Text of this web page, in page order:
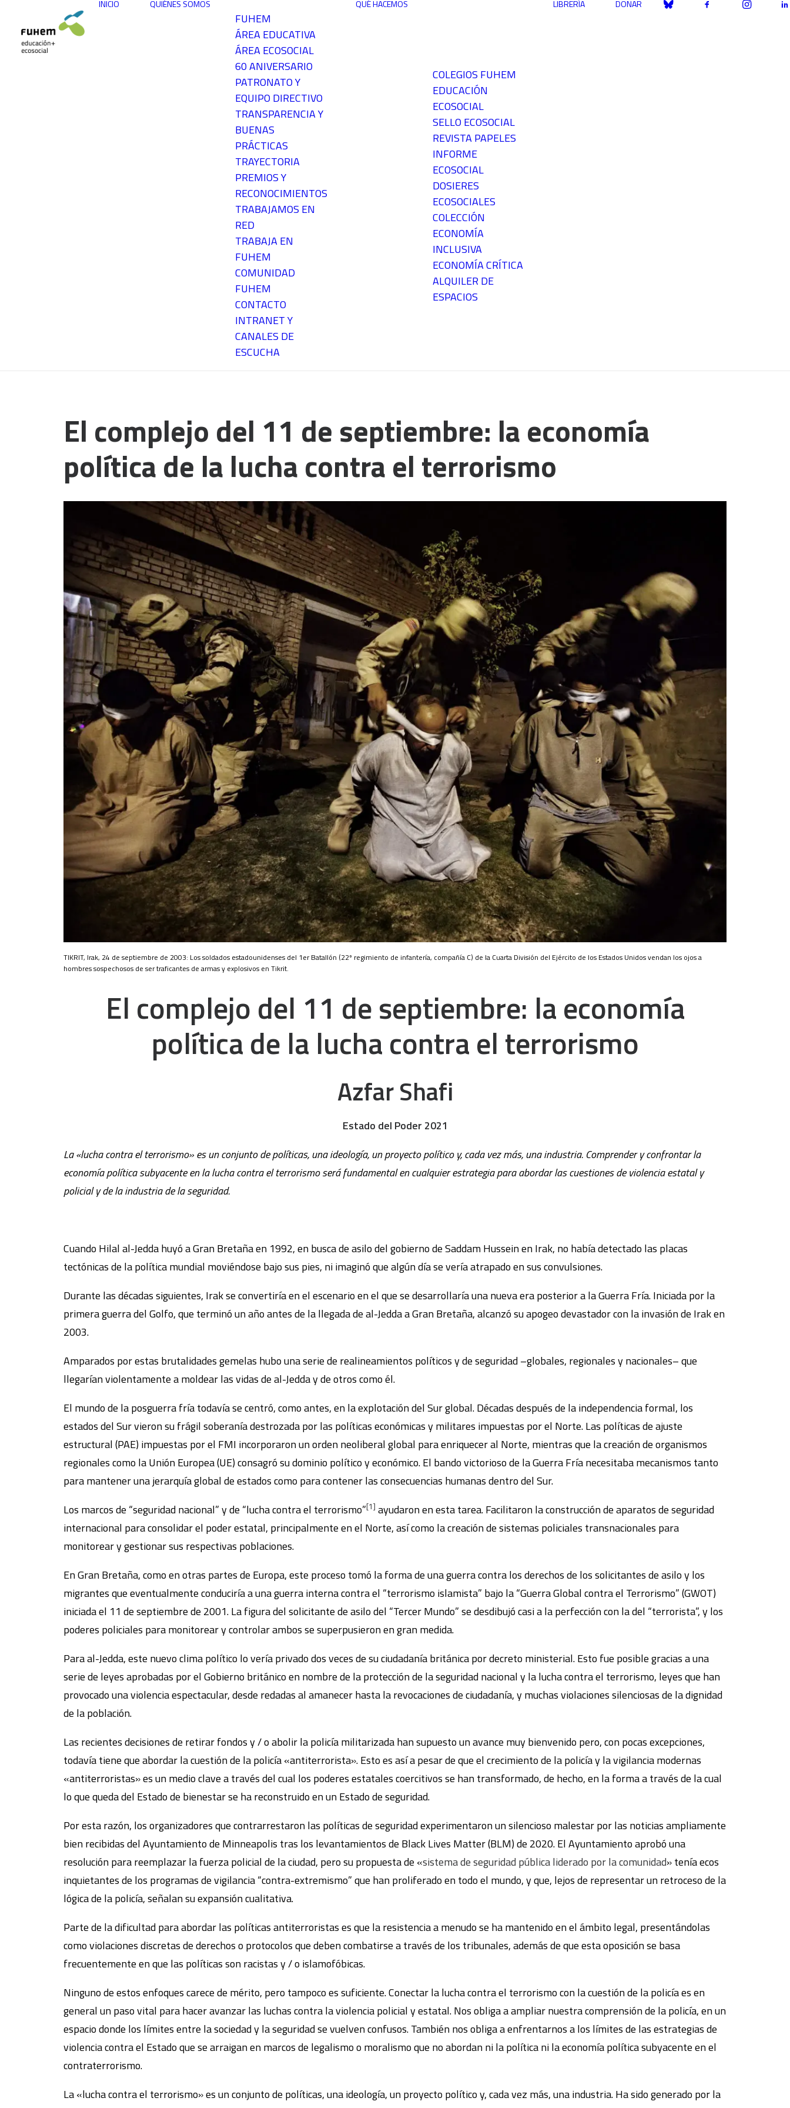
INICIO QUIÉNES SOMOS
FUHEM
ÁREA EDUCATIVA
ÁREA ECOSOCIAL
60 ANIVERSARIO
PATRONATO Y
EQUIPO DIRECTIVO
TRANSPARENCIA Y
BUENAS
PRÁCTICAS
TRAYECTORIA
PREMIOS Y
RECONOCIMIENTOS
TRABAJAMOS EN
RED
TRABAJA EN
FUHEM
COMUNIDAD
FUHEM
CONTACTO
INTRANET Y
CANALES DE
ESCUCHA
QUÉ HACEMOS
COLEGIOS FUHEM
EDUCACIÓN
ECOSOCIAL
SELLO ECOSOCIAL
REVISTA PAPELES
INFORME
ECOSOCIAL
DOSIERES
ECOSOCIALES
COLECCIÓN
ECONOMÍA
INCLUSIVA
ECONOMÍA CRÍTICA
ALQUILER DE
ESPACIOS
LIBRERÍA DONAR
El complejo del 11 de septiembre: la economía
política de la lucha contra el terrorismo
TIKRIT, Irak, 24 de septiembre de 2003: Los soldados estadounidenses del 1er Batallón (22º regimiento de infantería, compañía C) de la Cuarta División del Ejército de los Estados Unidos vendan los ojos a
hombres sospechosos de ser traficantes de armas y explosivos en Tikrit.
El complejo del 11 de septiembre: la economía
política de la lucha contra el terrorismo
Azfar Shafi
Estado del Poder 2021
La «lucha contra el terrorismo» es un conjunto de políticas, una ideología, un proyecto político y, cada vez más, una industria. Comprender y confrontar la
economía política subyacente en la lucha contra el terrorismo será fundamental en cualquier estrategia para abordar las cuestiones de violencia estatal y
policial y de la industria de la seguridad.
Cuando Hilal al-Jedda huyó a Gran Bretaña en 1992, en busca de asilo del gobierno de Saddam Hussein en Irak, no había detectado las placas
tectónicas de la política mundial moviéndose bajo sus pies, ni imaginó que algún día se vería atrapado en sus convulsiones.
Durante las décadas siguientes, Irak se convertiría en el escenario en el que se desarrollaría una nueva era posterior a la Guerra Fría. Iniciada por la
primera guerra del Golfo, que terminó un año antes de la llegada de al-Jedda a Gran Bretaña, alcanzó su apogeo devastador con la invasión de Irak en
2003.
Amparados por estas brutalidades gemelas hubo una serie de realineamientos políticos y de seguridad –globales, regionales y nacionales– que
llegarían violentamente a moldear las vidas de al-Jedda y de otros como él.
El mundo de la posguerra fría todavía se centró, como antes, en la explotación del Sur global. Décadas después de la independencia formal, los
estados del Sur vieron su frágil soberanía destrozada por las políticas económicas y militares impuestas por el Norte. Las políticas de ajuste
estructural (PAE) impuestas por el FMI incorporaron un orden neoliberal global para enriquecer al Norte, mientras que la creación de organismos
regionales como la Unión Europea (UE) consagró su dominio político y económico. El bando victorioso de la Guerra Fría necesitaba mecanismos tanto
para mantener una jerarquía global de estados como para contener las consecuencias humanas dentro del Sur.
Los marcos de “seguridad nacional” y de “lucha contra el terrorismo”[1] ayudaron en esta tarea. Facilitaron la construcción de aparatos de seguridad
internacional para consolidar el poder estatal, principalmente en el Norte, así como la creación de sistemas policiales transnacionales para
monitorear y gestionar sus respectivas poblaciones.
En Gran Bretaña, como en otras partes de Europa, este proceso tomó la forma de una guerra contra los derechos de los solicitantes de asilo y los
migrantes que eventualmente conduciría a una guerra interna contra el “terrorismo islamista” bajo la “Guerra Global contra el Terrorismo” (GWOT)
iniciada el 11 de septiembre de 2001. La figura del solicitante de asilo del “Tercer Mundo” se desdibujó casi a la perfección con la del “terrorista”, y los
poderes policiales para monitorear y controlar ambos se superpusieron en gran medida.
Para al-Jedda, este nuevo clima político lo vería privado dos veces de su ciudadanía británica por decreto ministerial. Esto fue posible gracias a una
serie de leyes aprobadas por el Gobierno británico en nombre de la protección de la seguridad nacional y la lucha contra el terrorismo, leyes que han
provocado una violencia espectacular, desde redadas al amanecer hasta la revocaciones de ciudadanía, y muchas violaciones silenciosas de la dignidad
de la población.
Las recientes decisiones de retirar fondos y / o abolir la policía militarizada han supuesto un avance muy bienvenido pero, con pocas excepciones,
todavía tiene que abordar la cuestión de la policía «antiterrorista». Esto es así a pesar de que el crecimiento de la policía y la vigilancia modernas
«antiterroristas» es un medio clave a través del cual los poderes estatales coercitivos se han transformado, de hecho, en la forma a través de la cual
lo que queda del Estado de bienestar se ha reconstruido en un Estado de seguridad.
Por esta razón, los organizadores que contrarrestaron las políticas de seguridad experimentaron un silencioso malestar por las noticias ampliamente
bien recibidas del Ayuntamiento de Minneapolis tras los levantamientos de Black Lives Matter (BLM) de 2020. El Ayuntamiento aprobó una
resolución para reemplazar la fuerza policial de la ciudad, pero su propuesta de «sistema de seguridad pública liderado por la comunidad» tenía ecos
inquietantes de los programas de vigilancia “contra-extremismo” que han proliferado en todo el mundo, y que, lejos de representar un retroceso de la
lógica de la policía, señalan su expansión cualitativa.
Parte de la dificultad para abordar las políticas antiterroristas es que la resistencia a menudo se ha mantenido en el ámbito legal, presentándolas
como violaciones discretas de derechos o protocolos que deben combatirse a través de los tribunales, además de que esta oposición se basa
frecuentemente en que las políticas son racistas y / o islamofóbicas.
Ninguno de estos enfoques carece de mérito, pero tampoco es suficiente. Conectar la lucha contra el terrorismo con la cuestión de la policía es en
general un paso vital para hacer avanzar las luchas contra la violencia policial y estatal. Nos obliga a ampliar nuestra comprensión de la policía, en un
espacio donde los límites entre la sociedad y la seguridad se vuelven confusos. También nos obliga a enfrentarnos a los límites de las estrategias de
violencia contra el Estado que se arraigan en marcos de legalismo o moralismo que no abordan ni la política ni la economía política subyacente en el
contraterrorismo.
La «lucha contra el terrorismo» es un conjunto de políticas, una ideología, un proyecto político y, cada vez más, una industria. Ha sido generado por la